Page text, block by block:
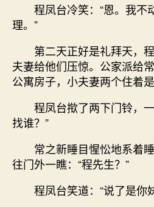
程凤台冷笑：“恩。我不
理。”
第二天正好是礼拜天，程
夫妻给他们压惊。公家派给
公寓房子，小夫妻两个住着是
程凤台揿了两下门铃，一
找谁？”
常之新睡目惺忪地系着睡
往门外一瞧：“程先生？”
程凤台笑道：“说了是你